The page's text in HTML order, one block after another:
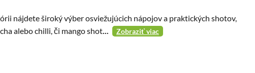
nájdete široký výber osviežujúcich nápojov a praktických shotov,
alebo chilli, či mango shot... Zobraziť viac